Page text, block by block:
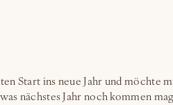
Start ins neue Jahr und möchte
nächstes Jahr noch kommen